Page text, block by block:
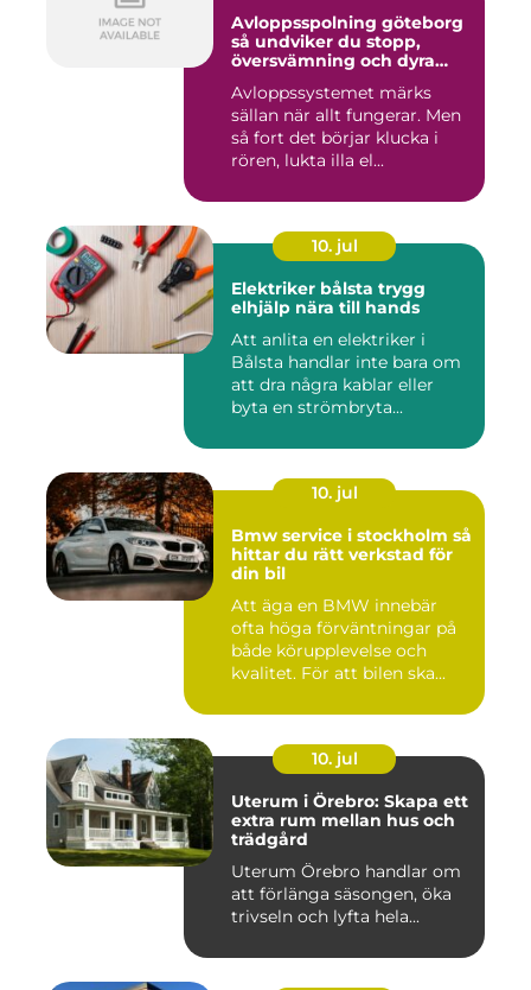
Avloppsspolning göteborg
så undviker du stopp,
översvämning och dyra
Avloppssystemet märks
sällan när allt fungerar. Men
så fort det börjar klucka i
rören, lukta illa el...
10. jul
Elektriker bålsta trygg
elhjälp nära till hands
Att anlita en elektriker i
Bålsta handlar inte bara om
att dra några kablar eller
byta en strömbryta...
10. jul
Bmw service i stockholm så
hittar du rätt verkstad för
din bil
Att äga en BMW innebär
ofta höga förväntningar på
både körupplevelse och
kvalitet. För att bilen ska...
10. jul
Uterum i Örebro: Skapa ett
extra rum mellan hus och
trädgård
Uterum Örebro handlar om
att förlänga säsongen, öka
trivseln och lyfta hela...